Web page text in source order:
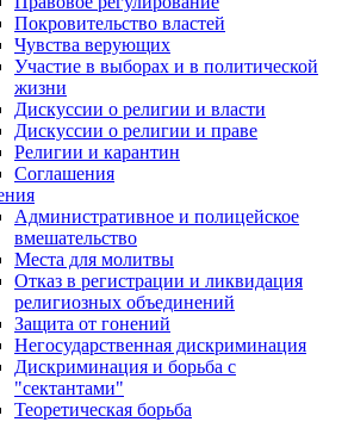
Покровительство властей
Чувства верующих
Участие в выборах и в политической
жизни
Дискуссии о религии и власти
Дискуссии о религии и праве
Религии и карантин
Соглашения
Административное и полицейское
вмешательство
Места для молитвы
Отказ в регистрации и ликвидация
религиозных объединений
Защита от гонений
Негосударственная дискриминация
Дискриминация и борьба с
"сектантами"
Теоретическая борьба